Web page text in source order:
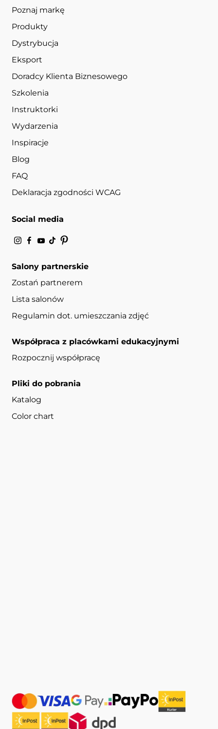
Poznaj markę
Produkty
Dystrybucja
Eksport
Doradcy Klienta Biznesowego
Szkolenia
Instruktorki
Wydarzenia
Inspiracje
Blog
FAQ
Deklaracja zgodności WCAG
Social media
Salony partnerskie
Zostań partnerem
Lista salonów
Regulamin dot. umieszczania zdjęć
Współpraca z placówkami edukacyjnymi
Rozpocznij współpracę
Pliki do pobrania
Katalog
Color chart